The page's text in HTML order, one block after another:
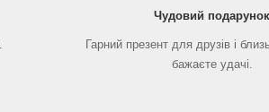
Чудовий подарунок
Гарний презент для друзів і
бажаєте удачі.